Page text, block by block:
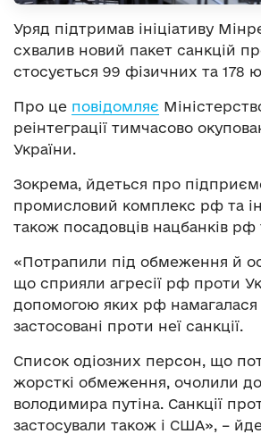
Уряд підтримав ініціативу
схвалив новий пакет санкцій
стосується 99 фізичних та 178
Про це повідомляє
реінтеграції тимчасово
України.
Зокрема, йдеться про
промисловий комплекс рф та
також посадовців нацбанків рф
«Потрапили під обмеження й
що сприяли агресії рф проти
допомогою яких рф намагалася
застосовані проти неї санкції.
Список одіозних персон, що
жорсткі обмеження, очолили
володимира путіна. Санкції
застосували також і США», –